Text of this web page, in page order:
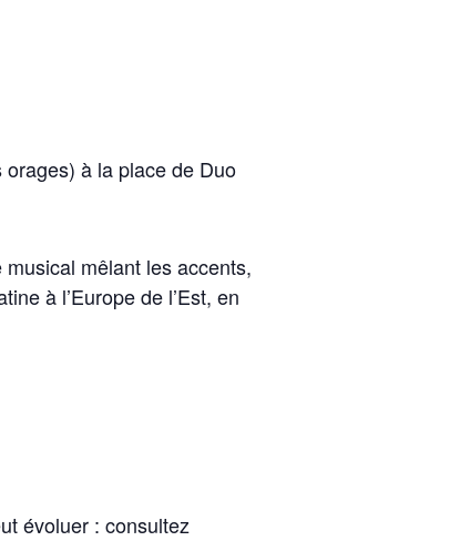
à la place de Duo
mêlant les accents,
à l’Europe de l’Est, en
évoluer : consultez